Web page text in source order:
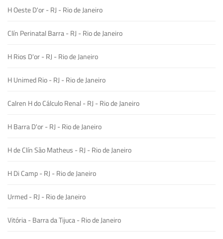
H Oeste D'or - RJ - Rio de Janeiro
Clín Perinatal Barra - RJ - Rio de Janeiro
H Rios D'or - RJ - Rio de Janeiro
H Unimed Rio - RJ - Rio de Janeiro
Calren H do Cálculo Renal - RJ - Rio de Janeiro
H Barra D'or - RJ - Rio de Janeiro
H de Clín São Matheus - RJ - Rio de Janeiro
H Di Camp - RJ - Rio de Janeiro
Urmed - RJ - Rio de Janeiro
Vitória - Barra da Tijuca - Rio de Janeiro